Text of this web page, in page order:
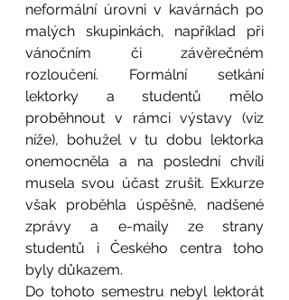
neformální úrovni v kavárnách po
malých skupinkách, například při
vánočním či závěrečném
rozloučení. Formální setkání
lektorky a studentů mělo
proběhnout v rámci výstavy (viz
níže), bohužel v tu dobu lektorka
onemocněla a na poslední chvíli
musela svou účast zrušit. Exkurze
však proběhla úspěšně, nadšené
zprávy a e-maily ze strany
studentů i Českého centra toho
byly důkazem.
Do tohoto semestru nebyl lektorát